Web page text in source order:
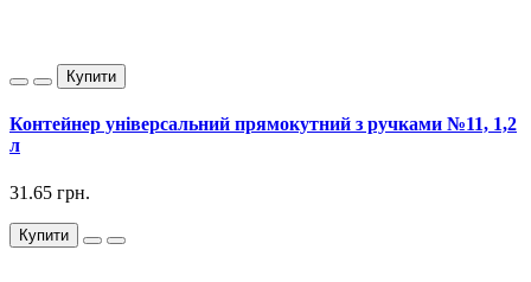
Купити
Контейнер універсальний прямокутний з ручками №11, 1,2
л
31.65 грн.
Купити